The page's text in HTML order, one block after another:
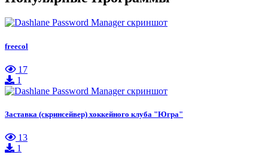
freecol
17
1
Заставка (скринсейвер) хоккейного клуба "Югра"
13
1